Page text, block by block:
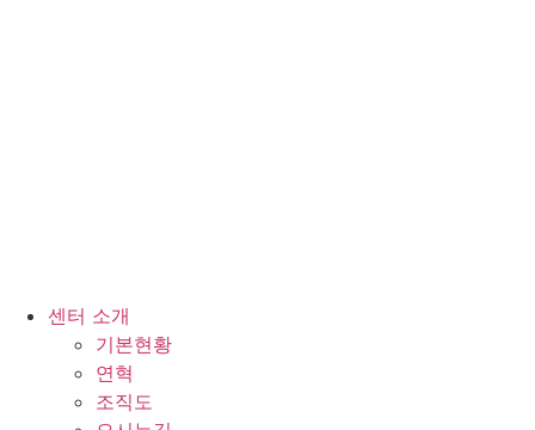
센터 소개
기본현황
연혁
조직도